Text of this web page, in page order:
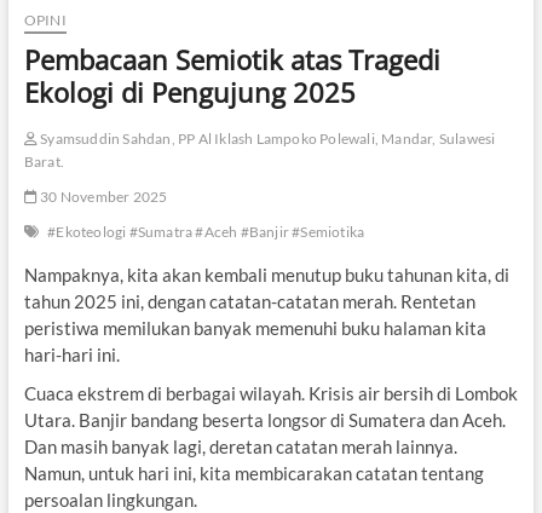
OPINI
Pembacaan Semiotik atas Tragedi
Ekologi di Pengujung 2025
Syamsuddin Sahdan, PP Al Iklash Lampoko Polewali, Mandar, Sulawesi
Barat.
30 November 2025
#Ekoteologi #Sumatra #Aceh #Banjir #Semiotika
Nampaknya, kita akan kembali menutup buku tahunan kita, di
tahun 2025 ini, dengan catatan-catatan merah. Rentetan
peristiwa memilukan banyak memenuhi buku halaman kita
hari-hari ini.
Cuaca ekstrem di berbagai wilayah. Krisis air bersih di Lombok
Utara. Banjir bandang beserta longsor di Sumatera dan Aceh.
Dan masih banyak lagi, deretan catatan merah lainnya.
Namun, untuk hari ini, kita membicarakan catatan tentang
persoalan lingkungan.